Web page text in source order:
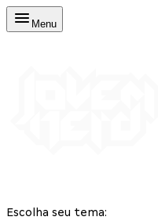
Menu
Escolha seu tema: